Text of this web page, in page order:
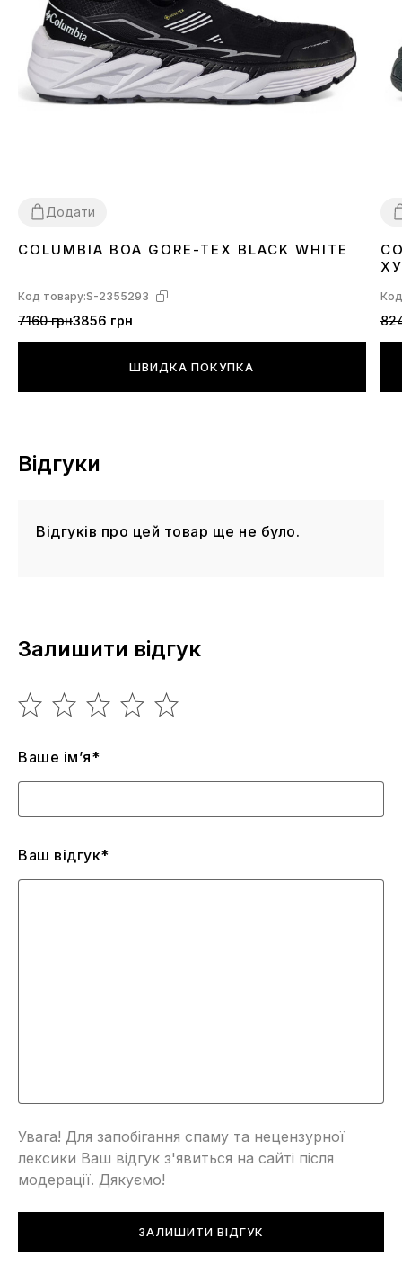
Додати
41 4344
COLUMBIA BOA GORE-TEX BLACK WHITE
Код товару:S-2355293
7160 грн3856 грн
ШВИДКА ПОКУПКА
Відгуки
Відгуків про цей товар ще не було.
Залишити відгук
Ваше ім’я*
Ваш відгук*
Увага! Для запобігання спаму та нецензурної
лексики Ваш відгук з'явиться на сайті після
модерації. Дякуємо!
ЗАЛИШИТИ ВІДГУК